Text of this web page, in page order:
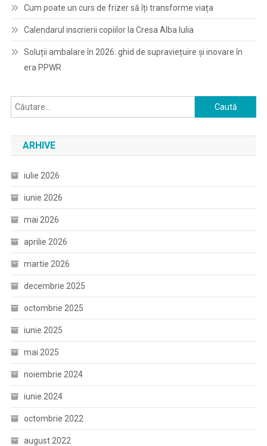
Cum poate un curs de frizer să îți transforme viața
Calendarul inscrierii copiilor la Cresa Alba Iulia
Soluții ambalare în 2026: ghid de supraviețuire și inovare în
era PPWR
Caută
după:
ARHIVE
iulie 2026
iunie 2026
mai 2026
aprilie 2026
martie 2026
decembrie 2025
octombrie 2025
iunie 2025
mai 2025
noiembrie 2024
iunie 2024
octombrie 2022
august 2022